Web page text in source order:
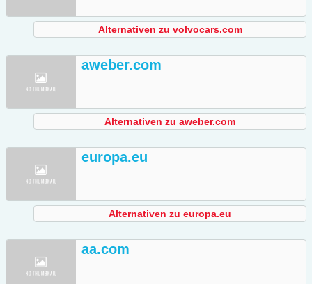
Alternativen zu volvocars.com
aweber.com
Alternativen zu aweber.com
europa.eu
Alternativen zu europa.eu
aa.com